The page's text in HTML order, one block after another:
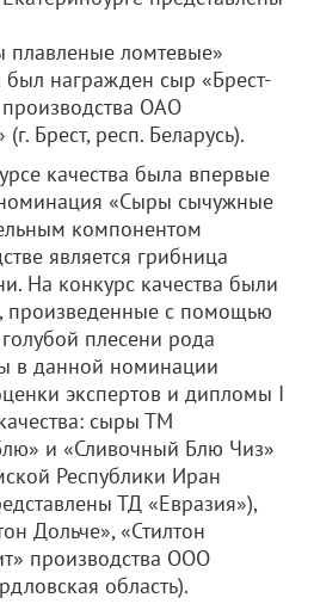
ломтевые»
награжден сыр «Брест-
ОАО
(г. Брест, респ. Беларусь).
качества была впервые
«Сыры сычужные
компонентом
является грибница
На конкурс качества были
произведенные с помощью
плесени рода
в данной номинации
экспертов и дипломы I
сыры ТМ
и «Сливочный Блю Чиз»
Республики Иран
ТД «Евразия»),
Дольче», «Стилтон
производства ООО
область).